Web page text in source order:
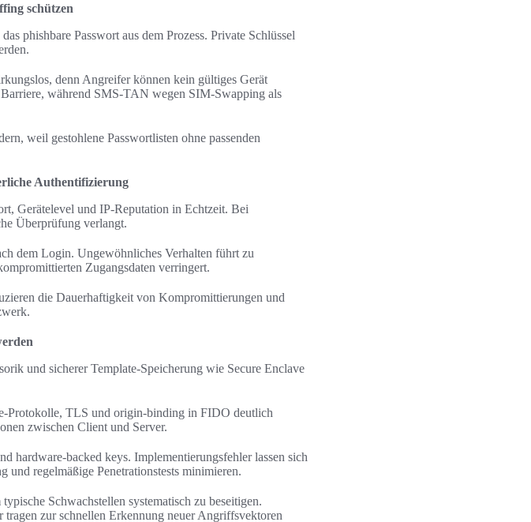
schützen
phishbare Passwort aus dem Prozess. Private Schlüssel
denn Angreifer können kein gültiges Gerät
während SMS-TAN wegen SIM-Swapping als
weil gestohlene Passwortlisten ohne passenden
Authentifizierung
Gerätelevel und IP-Reputation in Echtzeit. Bei
Überprüfung verlangt.
dem Login. Ungewöhnliches Verhalten führt zu
Zugangsdaten verringert.
die Dauerhaftigkeit von Kompromittierungen und
und sicherer Template-Speicherung wie Secure Enclave
Protokolle, TLS und origin-binding in FIDO deutlich
zwischen Client und Server.
hardware-backed keys. Implementierungsfehler lassen sich
und regelmäßige Penetrationstests minimieren.
Schwachstellen systematisch zu beseitigen.
zur schnellen Erkennung neuer Angriffsvektoren